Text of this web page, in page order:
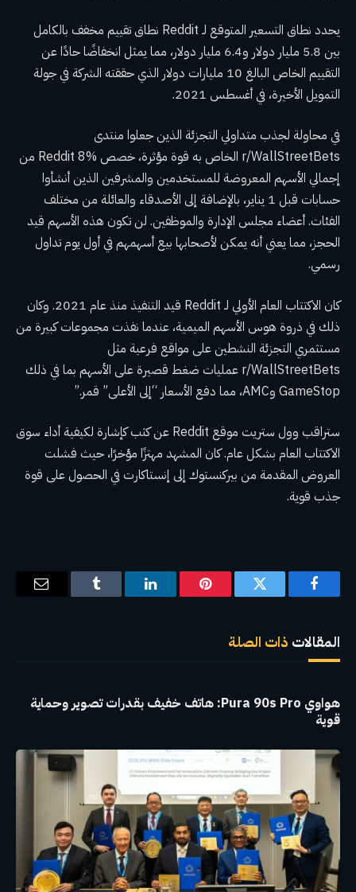
يحدد نطاق التسعير المتوقع لـ Reddit نطاق تقييم مخفف بالكامل
بين 5.8 مليار دولار و6.4 مليار دولار، مما يمثل انخفاضًا حادًا عن
التقييم الخاص البالغ 10 مليارات دولار الذي حققته الشركة في جولة
التمويل الأخيرة، في أغسطس 2021.
في محاولة لجذب متداولي التجزئة الذين جعلوا منتدى
r/WallStreetBets الخاص به قوة مؤثرة، خصص Reddit 8% من
إجمالي الأسهم المعروضة للمستخدمين والمشرفين الذين أنشأوا
حسابات قبل 1 يناير، بالإضافة إلى الأصدقاء والعائلة من مختلف
الفئات. أعضاء مجلس الإدارة والموظفين. لن تكون هذه الأسهم قيد
الحجز، مما يعني أنه يمكن لأصحابها بيع أسهمهم في أول يوم تداول
رسمي.
كان الاكتتاب العام الأولي لـ Reddit قيد التنفيذ منذ عام 2021. وكان
ذلك في ذروة هوس الأسهم الميمية، عندما نفذت مجموعات كبيرة من
مستثمري التجزئة النشطين على مواقع فرعية مثل
r/WallStreetBets عمليات ضغط قصيرة على الأسهم بما في ذلك
GameStop وAMC، مما دفع الأسعار “إلى الأعلى” قمر.”
ستراقب وول ستريت موقع Reddit عن كثب كإشارة لكيفية أداء سوق
الاكتتاب العام بشكل عام. كان المشهد مهتزًا مؤخرًا، حيث فشلت
العروض المقدمة من بيركنستوك إلى إنستاكارت في الحصول على قوة
جذب قوية.
فيسبوك تويتر بينتيريستلينكدإن Tumblr
البريد
المقالات ذات الصلة
هواوي Pura 90s Pro: هاتف خفيف بقدرات تصوير وحماية
قوية